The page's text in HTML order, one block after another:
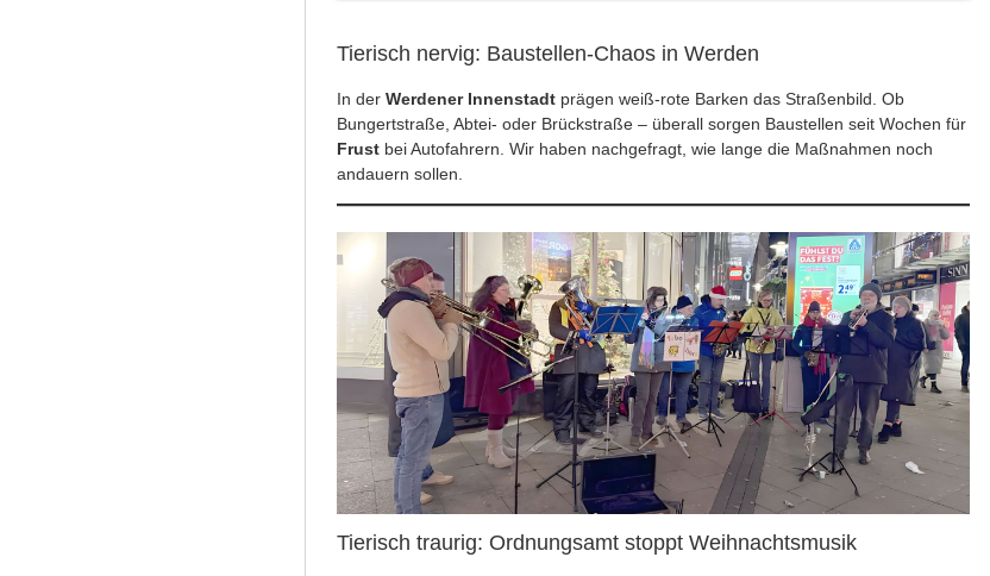
Tierisch nervig: Baustellen-Chaos in Werden
In der Werdener Innenstadtprägen weiß-rote Barken das Straßenbild. Ob
Bungertstraße, Abtei- oder Brückstraße – überall sorgen Baustellen seit Wochen für
Frust bei Autofahrern. Wir haben nachgefragt, wie lange die Maßnahmen noch
andauern sollen.
Tierisch traurig: Ordnungsamt stoppt Weihnachtsmusik